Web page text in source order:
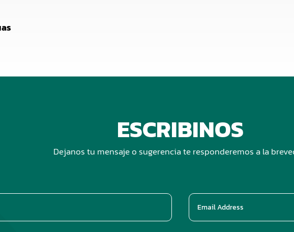
ESCRIBINOS
Dejanos tu mensaje o sugerencia te responderemos a la